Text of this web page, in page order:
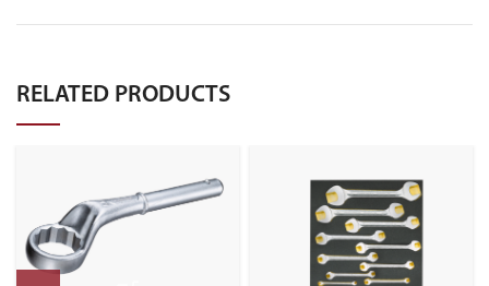
RELATED PRODUCTS